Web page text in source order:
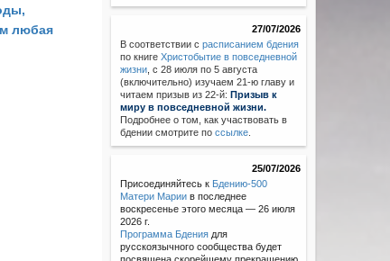
любая
27/07/2026
В соответствии с расписанием бдения
по книгеХристобытие в повседневной
жизни с 28 июля по 5 августа
(включительно) изучаем 21-ю главу и
читаем призыв из 22-й: Призыв к
миру в повседневной жизни.
Подробнее о том, как участвовать в
бдении смотрите поссылке
25/07/2026
Присоединяйтесь к Бдению-500
Матери Марии в последнее
воскресенье этого месяца — 26 июля
2026 г.
Программа Бдения для
русскоязычного сообщества будет